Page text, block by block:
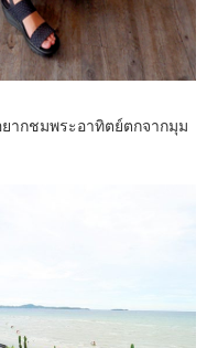
ากชมพระอาทิตย์ตกจากมุม